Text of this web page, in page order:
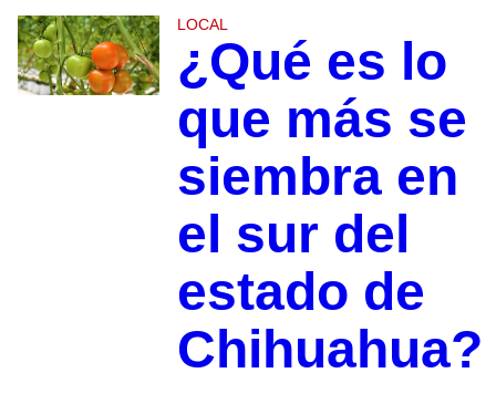
LOCAL
¿Qué es lo
que más se
siembra en
el sur del
estado de
Chihuahua?